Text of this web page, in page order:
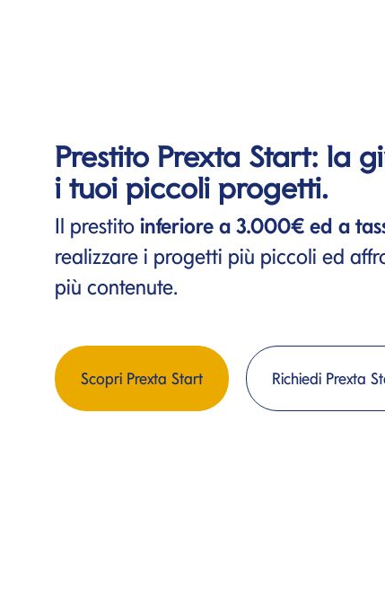
Prestito Prexta Start: la
i tuoi piccoli progetti.
Il prestito inferiore a 3.000€ ed a
realizzare i progetti più piccoli ed
più contenute.
Scopri Prexta Start Richiedi Prexta